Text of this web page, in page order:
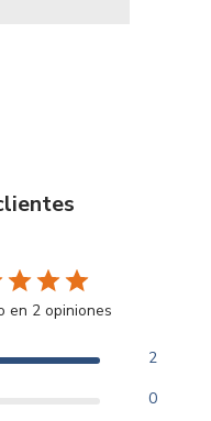
en 2 opiniones
2
0